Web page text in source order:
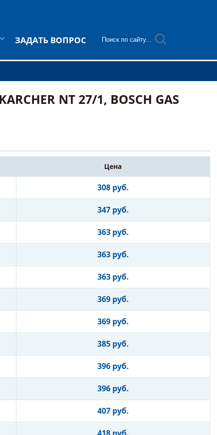
ЗАДАТЬ ВОПРОС
NT 27/1, BOSCH GAS
Цена
308 руб.
347 руб.
363 руб.
363 руб.
363 руб.
369 руб.
369 руб.
385 руб.
396 руб.
396 руб.
407 руб.